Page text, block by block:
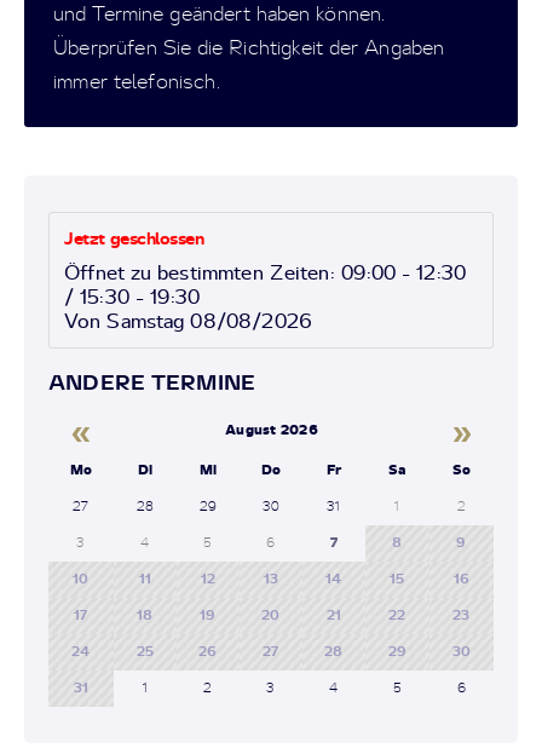
und Termine geändert haben können.
Überprüfen Sie die Richtigkeit der Angaben
immer telefonisch.
Jetzt geschlossen
Öffnet zu bestimmten Zeiten: 09:00 - 12:30
/ 15:30 - 19:30
Von Samstag 08/08/2026
ANDERE TERMINE
« August 2026 »
Mo Di Mi Do Fr Sa So
27 28 29 30 31 1 2
3 4 5 6 7 8 9
10 11 12 13 14 15 16
17 18 19 20 21 22 23
24 25 26 27 28 29 30
31 1 2 3 4 5 6